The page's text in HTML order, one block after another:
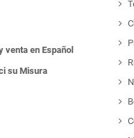
venta en Español
su Misura